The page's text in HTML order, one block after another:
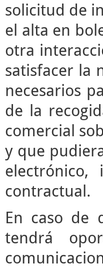
solicitud de
el alta en
otra
satisfacer la
necesarios
de la
comercial
y que
contractual.
En caso de
tendrá